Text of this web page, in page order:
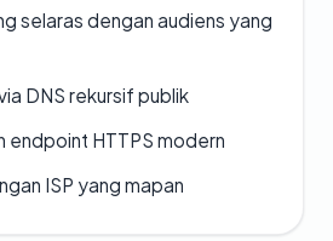
selaras dengan audiens yang
DNS rekursif publik
endpoint HTTPS modern
ISP yang mapan